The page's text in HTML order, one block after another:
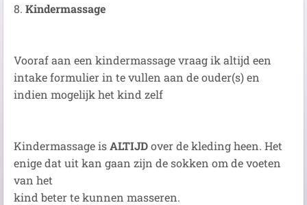
8. Kindermassage
Vooraf aan een kindermassage vraag ik altijd een
intake formulier in te vullen aan de ouder(s) en
indien mogelijk het kind zelf
Kindermassage isALTIJDover de kleding heen. Het
enige dat uit kan gaan zijn de sokken om de voeten
van het
kind beter te kunnen masseren.